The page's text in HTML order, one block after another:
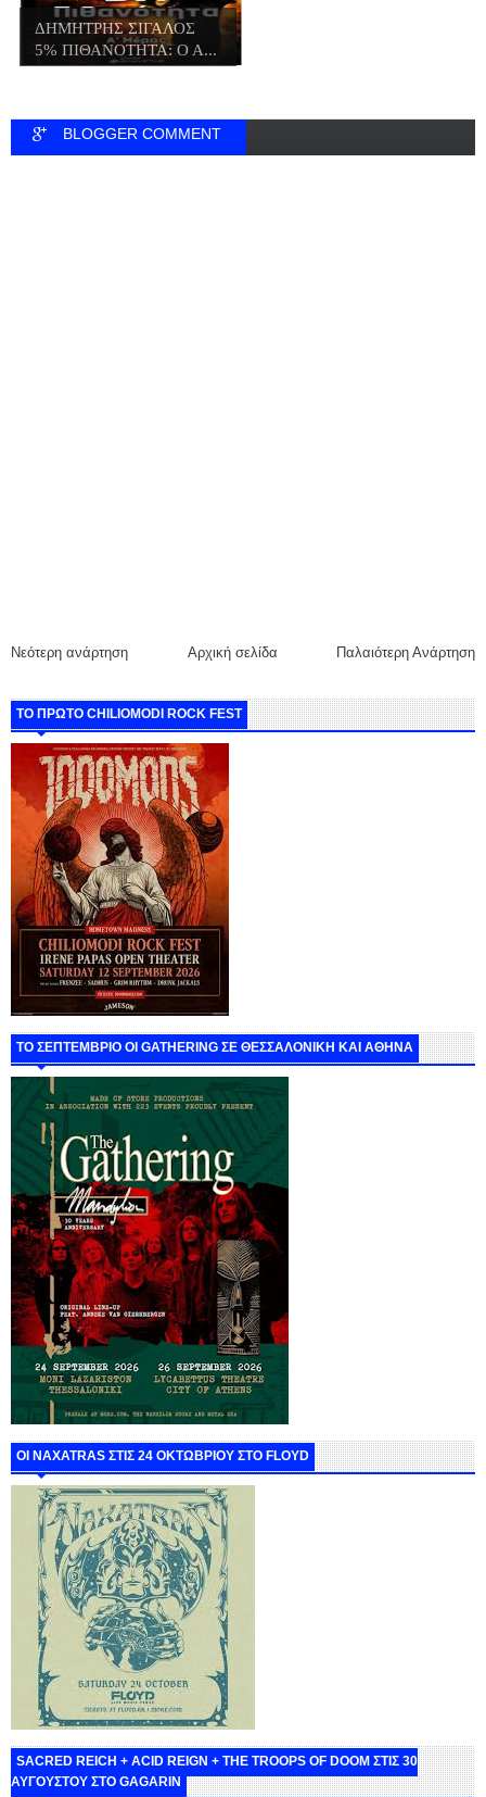
ΔΗΜΗΤΡΗΣ ΣΙΓΑΛΟΣ
5% ΠΙΘΑΝΟΤΗΤΑ: Ο Α...
BLOGGER COMMENT
Νεότερη ανάρτηση Παλαιότερη Ανάρτηση
Αρχική σελίδα
ΤΟ ΠΡΩΤΟ CHILIOMODI ROCK FEST
ΤΟ ΣΕΠΤΕΜΒΡΙΟ ΟΙ GATHERING ΣΕ ΘΕΣΣΑΛΟΝΙΚΗ ΚΑΙ ΑΘΗΝΑ
ΟΙ NAXATRAS ΣΤΙΣ 24 ΟΚΤΩΒΡΙΟΥ ΣΤΟ FLOYD
SACRED REICH + ACID REIGN + THE TROOPS OF DOOM ΣΤΙΣ 30
ΑΥΓΟΥΣΤΟΥ ΣΤΟ GAGARIN